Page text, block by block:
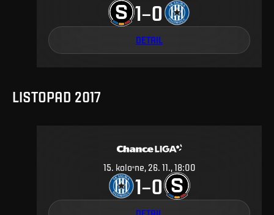
1–0
DETAIL
LISTOPAD 2017
15. kolo ne, 26. 11., 18:00
1–0